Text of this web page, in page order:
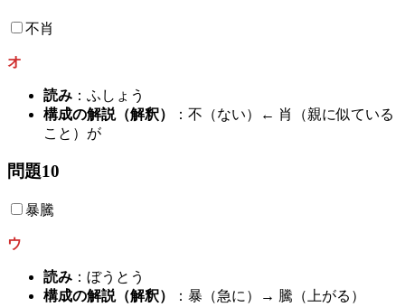
不肖
オ
読み ：ふしょう
構成の解説（解釈）
：不（ない）← 肖（親に似ている
こと）が
問題10
暴騰
ウ
読み ：ぼうとう
構成の解説（解釈）
：暴（急に）→ 騰（上がる）